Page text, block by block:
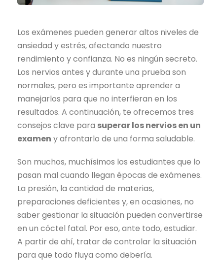
Los exámenes pueden generar altos niveles de
ansiedad y estrés, afectando nuestro
rendimiento y confianza. No es ningún secreto.
Los nervios antes y durante una prueba son
normales, pero es importante aprender a
manejarlos para que no interfieran en los
resultados. A continuación, te ofrecemos tres
consejos clave para superar los nervios en un
examen y afrontarlo de una forma saludable.
Son muchos, muchísimos los estudiantes que lo
pasan mal cuando llegan épocas de exámenes.
La presión, la cantidad de materias,
preparaciones deficientes y, en ocasiones, no
saber gestionar la situación pueden convertirse
en un cóctel fatal. Por eso, ante todo, estudiar.
A partir de ahí, tratar de controlar la situación
para que todo fluya como debería.